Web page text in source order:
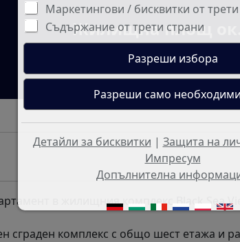
Жилищна площ ок.:
67 м²
в жилищния комплекс Black Sea
сграден комплекс с общо шест етажа и
Маркетингови / бисквитки от
Съдържание от трети страни
Детайли за бисквитки | Защита на
Импресум
Допълнителна